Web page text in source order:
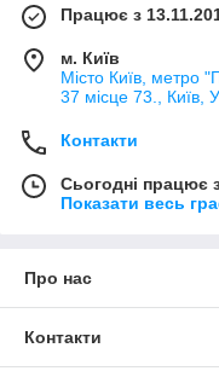
Працює з
м. Київ
Місто Київ,
37 місце 73., Київ,
Контакти
Сьогодні працює
Показати весь
Про нас
Контакти